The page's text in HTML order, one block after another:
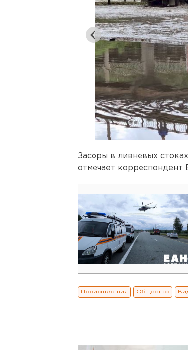
Засоры в ливневых
отмечает корреспондент
Происшествия Общество